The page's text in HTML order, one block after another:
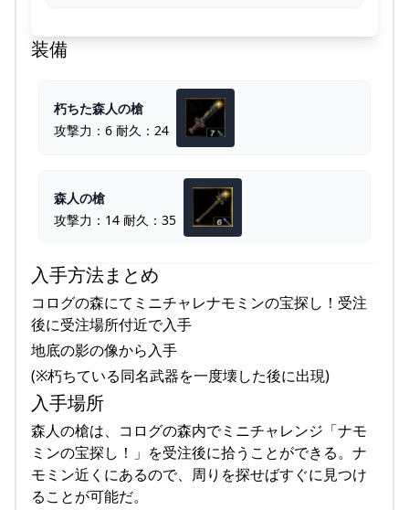
装備
朽ちた森人の槍
攻撃力：6 耐久：24
森人の槍
攻撃力：14 耐久：35
入手方法まとめ
コログの森にてミニチャレナモミンの宝探し！受注
後に受注場所付近で入手
地底の影の像から入手
(※朽ちている同名武器を一度壊した後に出現)
入手場所
森人の槍は、コログの森内でミニチャレンジ「ナモ
ミンの宝探し！」を受注後に拾うことができる。ナ
モミン近くにあるので、周りを探せばすぐに見つけ
ることが可能だ。